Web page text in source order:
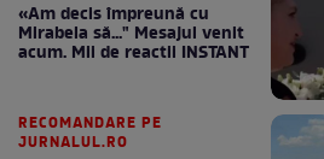
«Am decis împreună cu
Mirabela să..." Mesajul venit
acum. Mii de reactii INSTANT
RECOMANDARE PE
JURNALUL.RO